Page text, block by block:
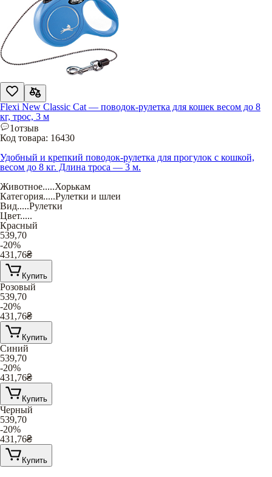
Flexi New Classic Cat — поводок-рулетка для кошек весом до 8
кг, трос, 3 м
1отзыв
Код товара: 16430
Удобный и крепкий поводок-рулетка для прогулок с кошкой,
весом до 8 кг. Длина троса — 3 м.
Животное.....Хорькам
Категория.....Рулетки и шлеи
Вид.....Рулетки
Цвет.....
Красный
539,70
-20%
431,76₴
Купить
Розовый
539,70
-20%
431,76₴
Купить
Синий
539,70
-20%
431,76₴
Купить
Черный
539,70
-20%
431,76₴
Купить